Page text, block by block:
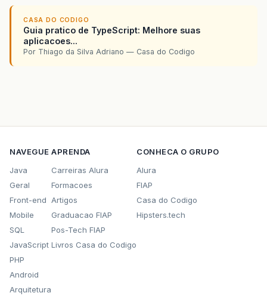
CASA DO CODIGO
Guia pratico de TypeScript: Melhore suas
aplicacoes...
Por Thiago da Silva Adriano — Casa do Codigo
NAVEGUE
Java
Geral
Front-end
Mobile
SQL
JavaScript
PHP
Android
Arquitetura
APRENDA
Carreiras Alura
Formacoes
Artigos
Graduacao FIAP
Pos-Tech FIAP
Livros Casa do Codigo
CONHECA O GRUPO
Alura
FIAP
Casa do Codigo
Hipsters.tech